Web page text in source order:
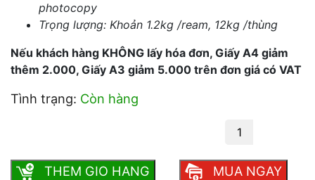
photocopy
Trọng lượng: Khoản 1.2kg /ream, 12kg /thùng
Nếu khách hàng KHÔNG lấy hóa đơn, Giấy A4 giảm
thêm 2.000, Giấy A3 giảm 5.000 trên đơn giá có VAT
Tình trạng: Còn hàng
THEM GIO HANG MUA NGAY